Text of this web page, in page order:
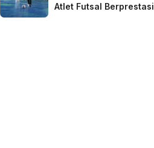
Atlet Futsal Berprestasi